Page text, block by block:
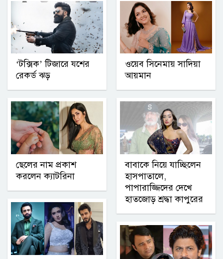
‘টক্সিক’ টিজারে যশের
রেকর্ড ঝড়
ছেলের নাম প্রকাশ
করলেন ক্যাটরিনা
ওয়েব সিনেমায় সাদিয়া
আয়মান
বাবাকে নিয়ে যাচ্ছিলেন
হাসপাতালে,
পাপারাজ্জিদের দেখে
হাতজোড় শ্রদ্ধা কাপুরের